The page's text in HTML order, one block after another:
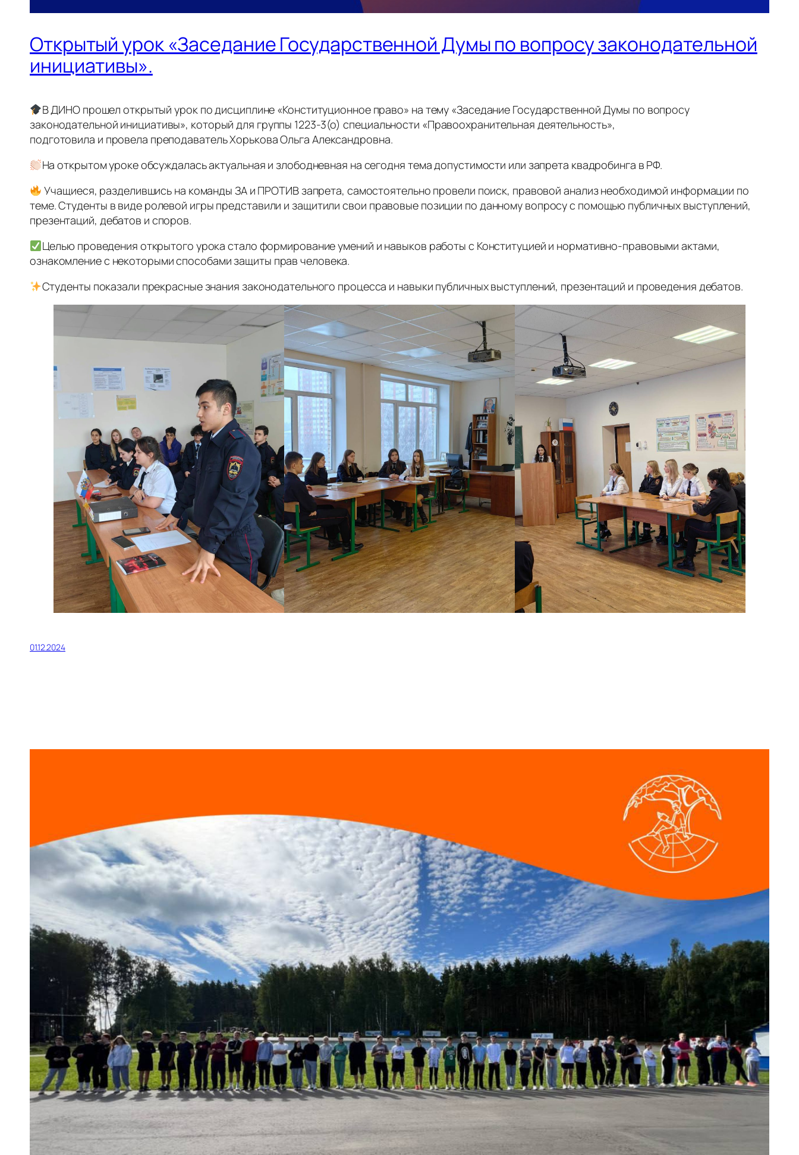
Открытый урок «Заседание Государственной Думы по вопросу законодательной
инициативы».
В ДИНО прошел открытый урок по дисциплине «Конституционное право» на тему «Заседание Государственной Думы по вопросу
законодательной инициативы», который для группы 1223-3(о) специальности «Правоохранительная деятельность»,
подготовила и провела преподаватель Хорькова Ольга Александровна.
На открытом уроке обсуждалась актуальная и злободневная на сегодня тема допустимости или запрета квадробинга в РФ.
Учащиеся, разделившись на команды ЗА и ПРОТИВ запрета, самостоятельно провели поиск, правовой анализ необходимой информации по
теме. Студенты в виде ролевой игры представили и защитили свои правовые позиции по данному вопросу с помощью публичных выступлений,
презентаций, дебатов и споров.
Целью проведения открытого урока стало формирование умений и навыков работы с Конституцией и нормативно-правовыми актами,
ознакомление с некоторыми способами защиты прав человека.
Студенты показали прекрасные знания законодательного процесса и навыки публичных выступлений, презентаций и проведения дебатов.
01.12.2024